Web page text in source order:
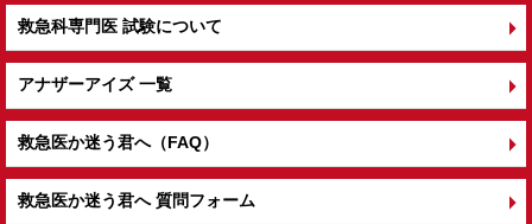
救急科専門医 試験について
アナザーアイズ 一覧
救急医か迷う君へ（FAQ）
救急医か迷う君へ 質問フォーム